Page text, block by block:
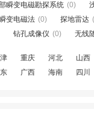
瞬变电磁勘探系统 (0)
变电磁法 (0) 探地雷达
钻孔成像仪 (0) 无线
重庆 河北 山西
广西 海南 四川